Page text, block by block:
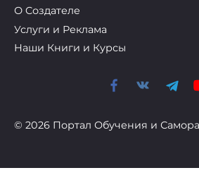
О Cоздателе
Услуги и Реклама
Наши Книги и Курсы
© 2026 Портал Обучения и